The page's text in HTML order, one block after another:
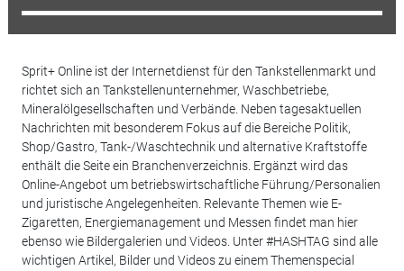
Sprit+ Online ist der Internetdienst für den Tankstellenmarkt und
richtet sich an Tankstellenunternehmer, Waschbetriebe,
Mineralölgesellschaften und Verbände. Neben tagesaktuellen
Nachrichten mit besonderem Fokus auf die Bereiche Politik,
Shop/Gastro, Tank-/Waschtechnik und alternative Kraftstoffe
enthält die Seite ein Branchenverzeichnis. Ergänzt wird das
Online-Angebot um betriebswirtschaftliche Führung/Personalien
und juristische Angelegenheiten. Relevante Themen wie E-
Zigaretten, Energiemanagement und Messen findet man hier
ebenso wie Bildergalerien und Videos. Unter #HASHTAG sind alle
wichtigen Artikel, Bilder und Videos zu einem Themenspecial